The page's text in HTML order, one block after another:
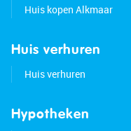
Huis kopen Alkmaar
Huis verhuren
Huis verhuren
Hypotheken